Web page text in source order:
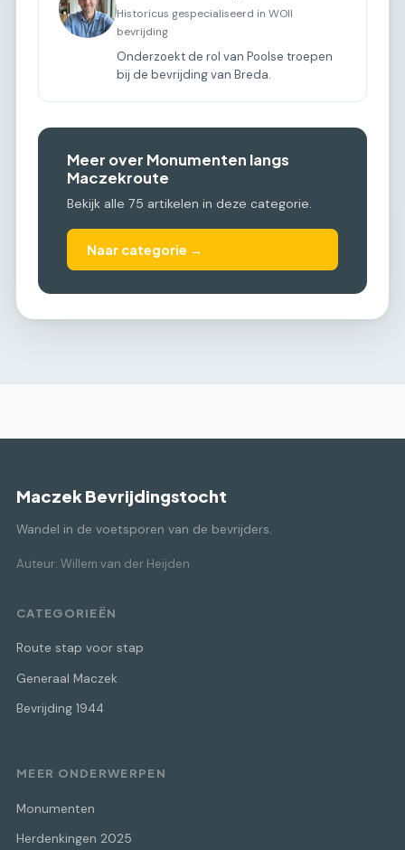
Historicus gespecialiseerd in WOII
bevrijding
Onderzoekt de rol van Poolse troepen
bij de bevrijding van Breda.
Meer over Monumenten langs
Maczekroute
Bekijk alle 75 artikelen in deze categorie.
Naar categorie →
Maczek Bevrijdingstocht
Wandel in de voetsporen van de bevrijders.
Auteur: Willem van der Heijden
CATEGORIEËN
Route stap voor stap
Generaal Maczek
Bevrijding 1944
MEER ONDERWERPEN
Monumenten
Herdenkingen 2025